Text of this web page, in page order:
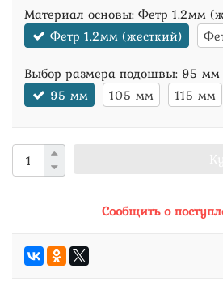
Материал основы: Фетр 1.2мм
Фетр 1.2мм (жесткий)
Выбор размера подошвы: 95 мм
95 мм
105 мм 115 мм
Сообщить о